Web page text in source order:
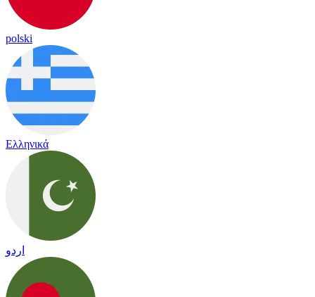
polski
Ελληνικά
اردو